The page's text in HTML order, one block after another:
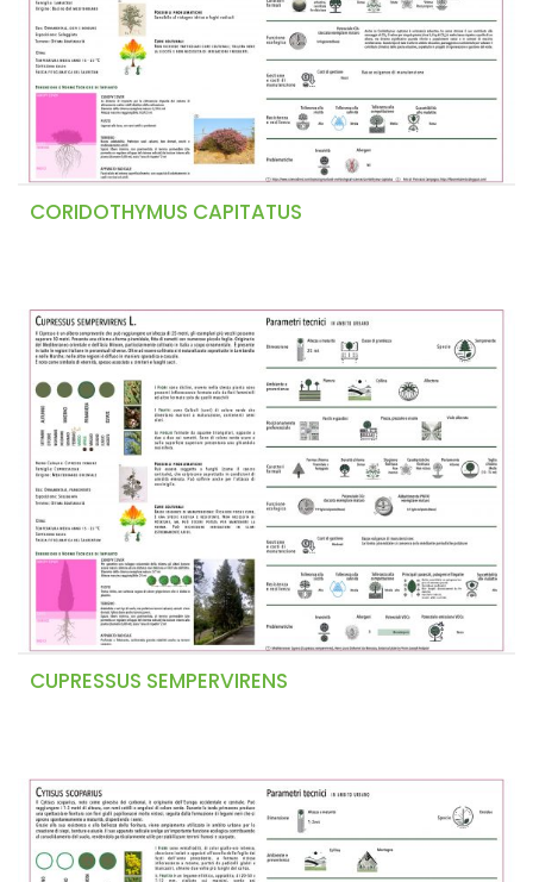
CORIDOTHYMUS CAPITATUS
CUPRESSUS SEMPERVIRENS